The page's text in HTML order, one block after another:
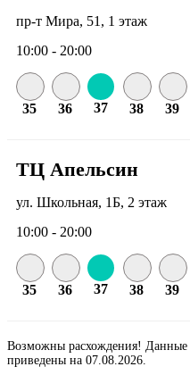
пр-т Мира, 51, 1 этаж
10:00 - 20:00
35 36 37 38 39
ТЦ Апельсин
ул. Школьная, 1Б, 2 этаж
10:00 - 20:00
35 36 37 38 39
Возможны расхождения! Данные
приведены на 07.08.2026.